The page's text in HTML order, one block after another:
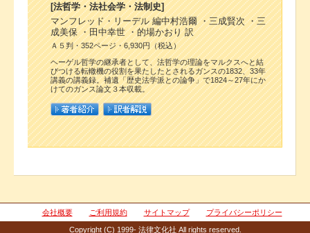
[法哲学・法社会学・法制史]
マンフレッド・リーデル 編中村浩爾 ・三成賢次 ・三
成美保 ・田中幸世 ・的場かおり 訳
Ａ５判・352ページ・6,930円（税込）
ヘーゲル哲学の継承者として、法哲学の理論をマルクスへと結
びつける転轍機の役割を果たしたとされるガンスの1832、33年
講義の講義録。補遺「歴史法学派との論争」で1824～27年にか
けてのガンス論文３本収載。
会社概要 ご利用規約 サイトマップ プライバシーポリシー
Copyright (C) 1999- 法律文化社 All rights reserved.